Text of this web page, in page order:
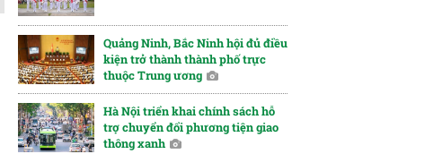
Quảng Ninh, Bắc Ninh hội đủ điều
kiện trở thành thành phố trực
thuộc Trung ương
Hà Nội triển khai chính sách hỗ
trợ chuyển đổi phương tiện giao
thông xanh